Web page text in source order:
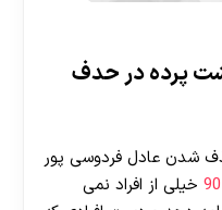
پرده در حدف
شدن عادل فردوسی پور
خیلی از افراد نمی